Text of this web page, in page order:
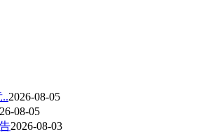
2026-08-05
08-05
2026-08-03